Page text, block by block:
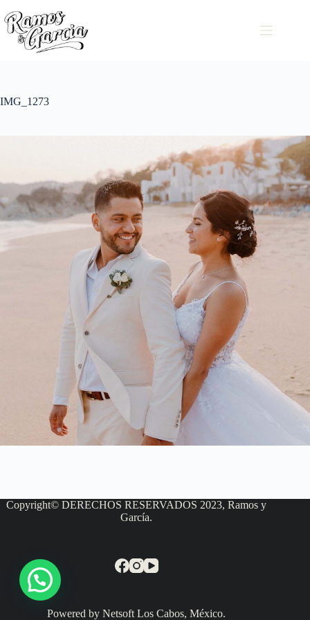
IMG_1273
Copyright© DERECHOS RESERVADOS 2023, Ramos y
García.
Powered by Netsoft Los Cabos, México.